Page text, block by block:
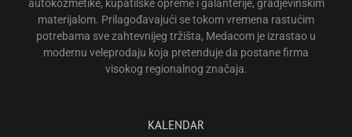
autokozmetike, kupatilske opreme i galanterije, gradjevinskim
materijalom. Prilagođavajući se tokom vremena rastućim
potrebama sve zahtevnijeg tržišta, Medacom je izrastao u
modernu veleprodaju koja pretenduje da postane firma
visokog regionalnog značaja.
KALENDAR